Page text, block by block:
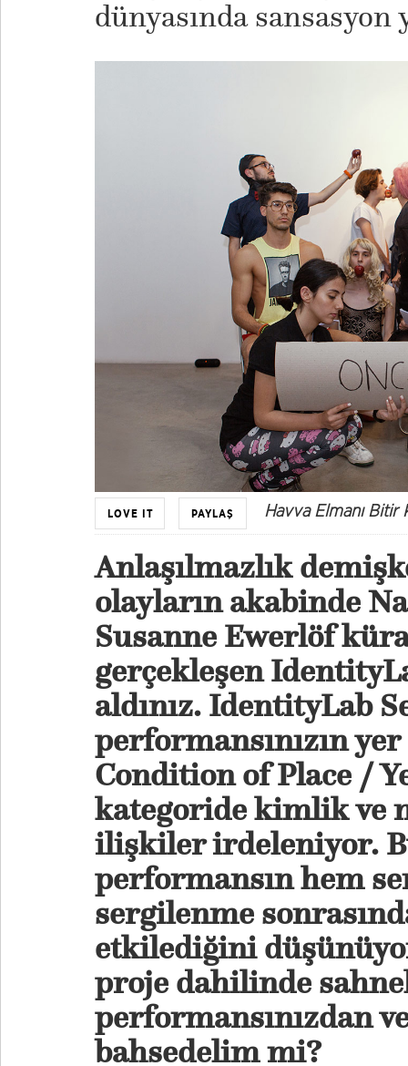
dünyasında
LOVE IT PAYLAŞ Havva Elmanı Bitir
Anlaşılmazlık
olayların akabinde
Susanne Ewerlöf
gerçekleşen
aldınız. IdentityLab
performansınızın yer
Condition of Place /
kategoride kimlik ve
ilişkiler irdeleniyor.
performansın hem
sergilenme
etkilediğini
proje dahilinde
performansınızdan
bahsedelim mi?